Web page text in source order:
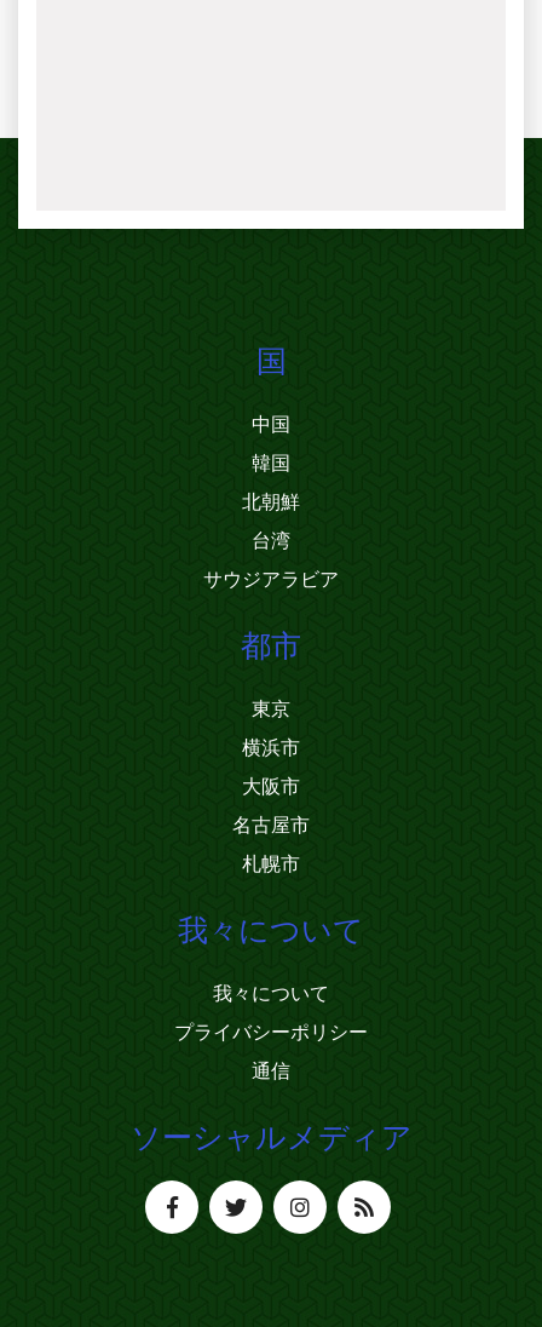
国
中国
韓国
北朝鮮
台湾
サウジアラビア
都市
東京
横浜市
大阪市
名古屋市
札幌市
我々について
我々について
プライバシーポリシー
通信
ソーシャルメディア